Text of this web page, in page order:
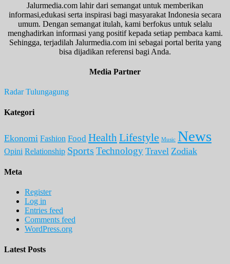
Jalurmedia.com lahir dari semangat untuk memberikan
informasi,edukasi serta inspirasi bagi masyarakat Indonesia secara
umum. Dengan semangat itulah, kami berfokus untuk selalu
menghadirkan informasi yang positif kepada setiap pembaca kami.
Sehingga, terjadilah Jalurmedia.com ini sebagai portal berita yang
bisa dijadikan referensi bagi Anda.
Media Partner
Radar Tulungagung
Kategori
Ekonomi Fashion Food Health Lifestyle Music News
Opini Relationship Sports Technology Travel Zodiak
Meta
Register
Log in
Entries feed
Comments feed
WordPress.org
Latest Posts